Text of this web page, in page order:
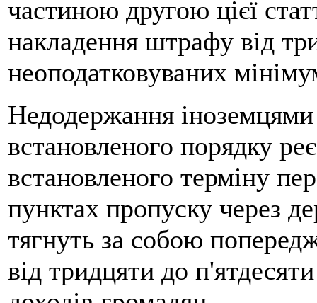
частиною другою цієї
накладення штрафу від
неоподатковуваних
Недодержання
встановленого порядку
встановленого терміну
пунктах пропуску через
тягнуть за собою
від тридцяти до